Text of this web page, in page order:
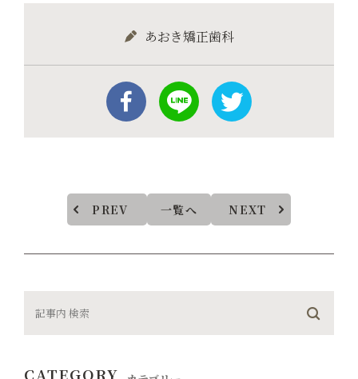
あおき矯正歯科
PREV 一覧へ NEXT
CATEGORY